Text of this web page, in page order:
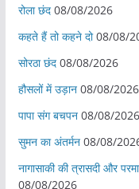
रोला छंद 08/08/2026
कहते हैं तो कहने दो 08/08/
सोरठा छंद 08/08/2026
हौसलों में उड़ान 08/08/2026
पापा संग बचपन 08/08/2026
सुमन का अंतर्मन 08/08/
नागासाकी की त्रासदी और
08/08/2026